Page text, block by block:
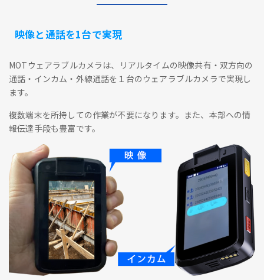
映像と通話を1台で実現
MOTウェアラブルカメラは、リアルタイムの映像共有・双方向の
通話・インカム・外線通話を１台のウェアラブルカメラで実現し
ます。
複数端末を所持しての作業が不要になります。また、本部への情
報伝達手段も豊富です。